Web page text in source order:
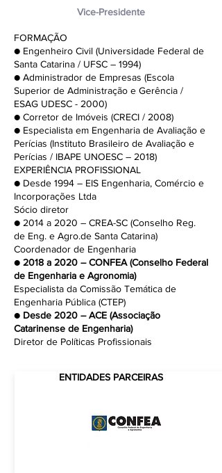
Vice-Presidente
FORMAÇÃO
● Engenheiro Civil (Universidade Federal de
Santa Catarina / UFSC – 1994)
● Administrador de Empresas (Escola
Superior de Administração e Gerência /
ESAG UDESC - 2000)
● Corretor de Imóveis (CRECI / 2008)
● Especialista em Engenharia de Avaliação e
Perícias (Instituto Brasileiro de Avaliação e
Perícias / IBAPE UNOESC – 2018)
EXPERIÊNCIA PROFISSIONAL
● Desde 1994 – EIS Engenharia, Comércio e
Incorporações Ltda
Sócio diretor
● 2014 a 2020 – CREA-SC (Conselho Reg.
de Eng. e Agro.de Santa Catarina)
Coordenador de Engenharia
● 2018 a 2020 – CONFEA (Conselho Federal
de Engenharia e Agronomia)
Especialista da Comissão Temática de
Engenharia Pública (CTEP)
● Desde 2020 – ACE (Associação
Catarinense de Engenharia)
Diretor de Políticas Profissionais
ENTIDADES PARCEIRAS